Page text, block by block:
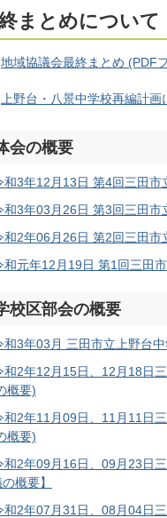
まとめについて
地域協議会最終まとめ (PDF
上野台・八景中学校再編計
会の概要
和3年12月13日 第4回三田市
和3年03月26日 第3回三田市
和2年06月26日 第2回三田市
和元年12月19日 第1回三田
校区部会の概要
和3年03月 三田市立上野台
和2年12月15日、12月18日
概要)
和2年11月09日、11月11日
概要)
和2年09月16日、09月23日
の概要】
和2年07月31日、08月04日